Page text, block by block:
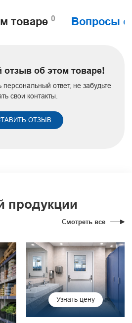
товаре 0 Вопросы
отзыв об этом товаре!
персональный ответ, не забудьте
свои контакты.
ОТЗЫВ
продукции
Смотреть все
Узнать цену